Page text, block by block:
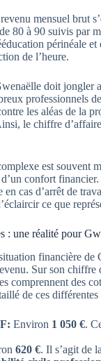
mensuel brut
80 à 90 suivis par
périnéale
de l’heure.
doit jongler
professionnels
les aléas de la
le chiffre
est souvent
confort
en cas d’arrêt de
ce que
: une réalité pour
financière de
Sur son chiffre
comprennent des
de ces différentes
Environ 1 050 €.
620 €. Il s’agit de